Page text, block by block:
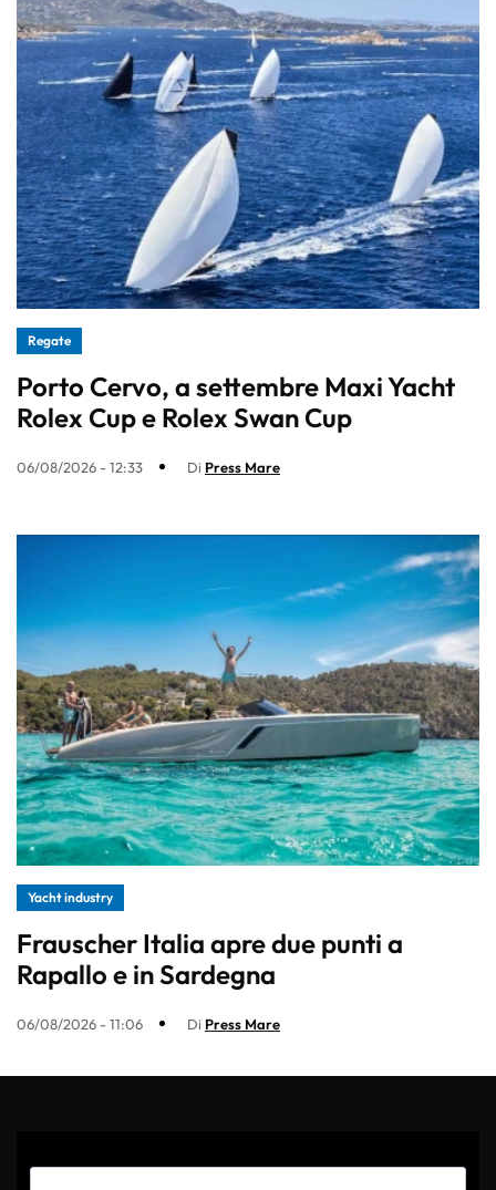
Regate
Porto Cervo, a settembre Maxi Yacht
Rolex Cup e Rolex Swan Cup
06/08/2026 - 12:33 Di Press Mare
Yacht industry
Frauscher Italia apre due punti a
Rapallo e in Sardegna
06/08/2026 - 11:06 Di Press Mare